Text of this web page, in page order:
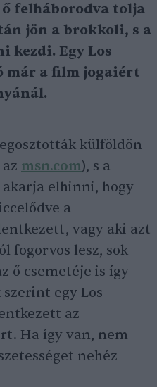
ő felháborodva tolja
jön a brokkoli, s a
kezdi. Egy Los
már a film jogaiért
külföldön
msn.com), s a
elhinni, hogy
a
vagy aki azt
fogorvos lesz, sok
ő csemetéje is így
egy Los
az
Ha így van, nem
nehéz